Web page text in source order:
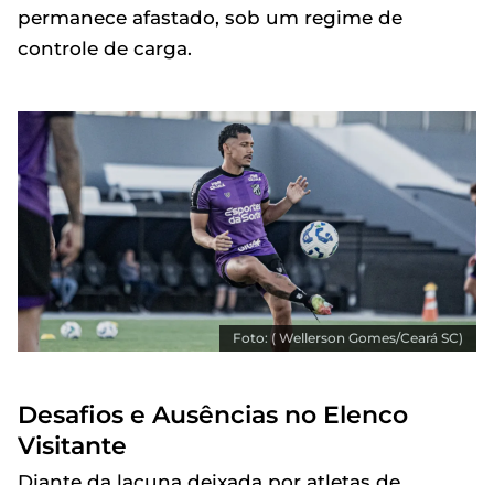
permanece afastado, sob um regime de
controle de carga.
Foto: ( Wellerson Gomes/Ceará SC)
Desafios e Ausências no Elenco
Visitante